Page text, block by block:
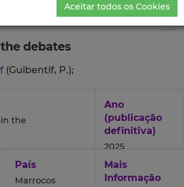
debates
(Guibentif, P.);
the
Ano
(publicação
definitiva)
2025
País
Marrocos
Mais
Informação
Aceitar todos os Cookies